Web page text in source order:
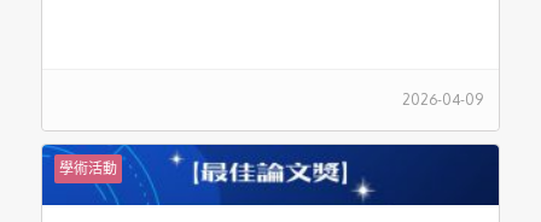
2026-04-09
學術活動